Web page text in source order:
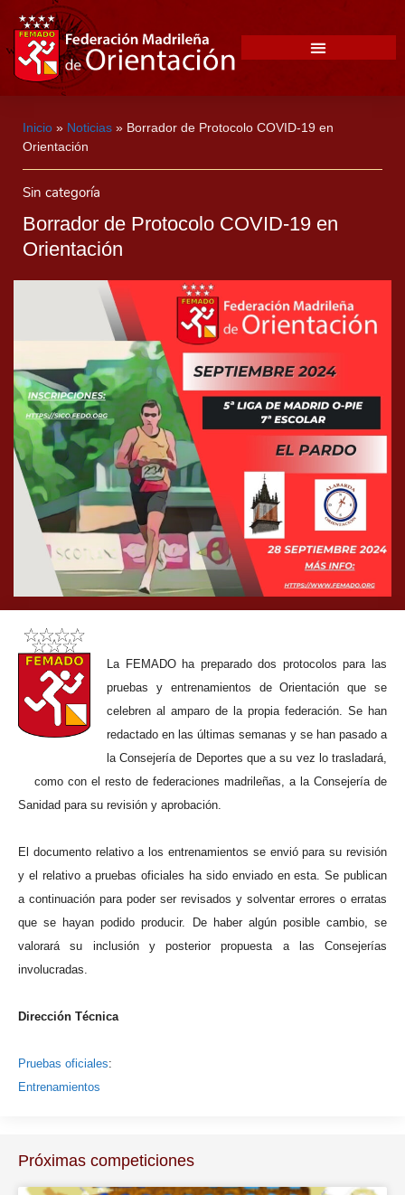
Inicio » Noticias » Borrador de Protocolo COVID-19 en
Orientación
Sin categoría
Borrador de Protocolo COVID-19 en
Orientación
La FEMADO ha preparado dos protocolos para las
pruebas y entrenamientos de Orientación que se
celebren al amparo de la propia federación. Se han
redactado en las últimas semanas y se han pasado a
la Consejería de Deportes que a su vez lo trasladará,
como con el resto de federaciones madrileñas, a la Consejería de
Sanidad para su revisión y aprobación.
El documento relativo a los entrenamientos se envió para su revisión
y el relativo a pruebas oficiales ha sido enviado en esta. Se publican
a continuación para poder ser revisados y solventar errores o erratas
que se hayan podido producir. De haber algún posible cambio, se
valorará su inclusión y posterior propuesta a las Consejerías
involucradas.
Dirección Técnica
Pruebas oficiales:
Entrenamientos
Próximas competiciones